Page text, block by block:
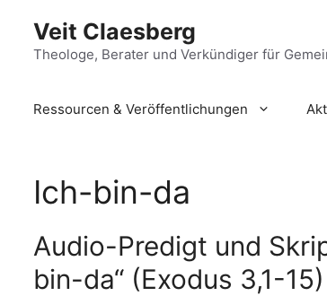
Veit Claesberg
Theologe, Berater und Verkündiger für
Ressourcen & Veröffentlichungen
Ich-bin-da
Audio-Predigt und
bin-da“ (Exodus 3,1-15)